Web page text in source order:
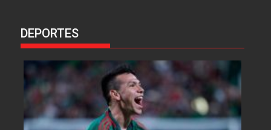
DEPORTES